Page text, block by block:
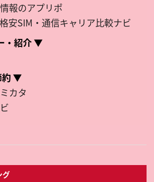
報のアプリポ
安SIM・通信キャリア比較ナビ
・紹介 ▼
約 ▼
カタ
グ